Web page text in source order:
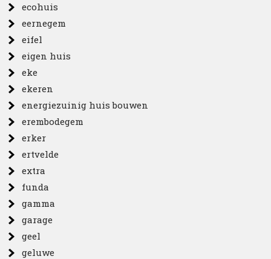
ecohuis
eernegem
eifel
eigen huis
eke
ekeren
energiezuinig huis bouwen
erembodegem
erker
ertvelde
extra
funda
gamma
garage
geel
geluwe